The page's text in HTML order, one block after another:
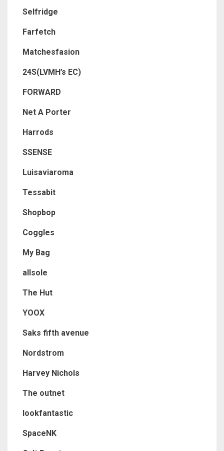
Selfridge
Farfetch
Matchesfasion
24S(LVMH’s EC)
FORWARD
Net A Porter
Harrods
SSENSE
Luisaviaroma
Tessabit
Shopbop
Coggles
My Bag
allsole
The Hut
YOOX
Saks fifth avenue
Nordstrom
Harvey Nichols
The outnet
lookfantastic
SpaceNK